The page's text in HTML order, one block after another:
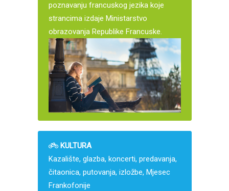
poznavanju francuskog jezika koje
strancima izdaje Ministarstvo
obrazovanja Republike Francuske.
KULTURA
Kazalište, glazba, koncerti, predavanja,
čitaonica, putovanja, izložbe, Mjesec
Frankofonije